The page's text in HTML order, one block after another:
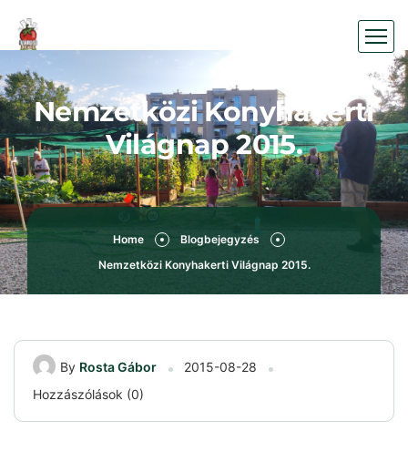
Nemzetközi Konyhakerti
Világnap 2015.
Home
Blogbejegyzés
Nemzetközi Konyhakerti Világnap 2015.
By Rosta Gábor
2015-08-28
Hozzászólások (0)